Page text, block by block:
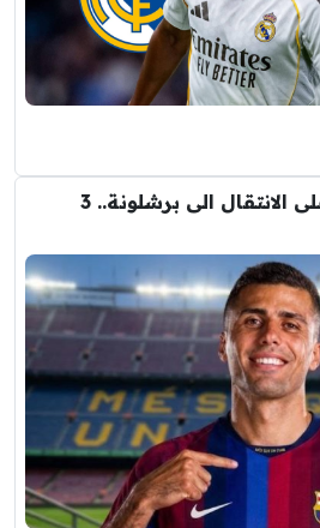
عاجل : رودري يوافق على الانتقال الى برشلونة.. 3